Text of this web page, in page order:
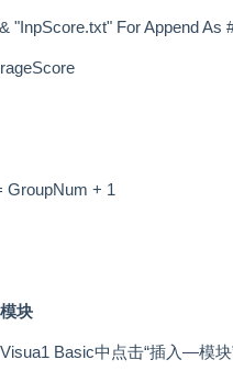
"InpScore.txt" For Append As
GroupNum + 1
块
Basic中点击“插入—模